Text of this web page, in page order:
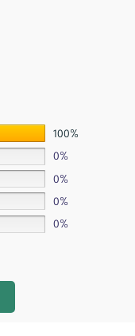
100%
0%
0%
0%
0%